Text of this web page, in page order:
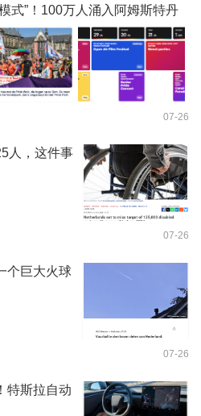
式”！100万人涌入阿姆斯特丹
07-26
人，这件事
07-26
个巨大火球
07-26
特斯拉自动